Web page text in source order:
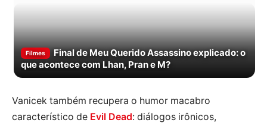
Filmes
Final de Meu Querido Assassino explicado: o
que acontece com Lhan, Pran e M?
Vanicek também recupera o humor macabro
característico de Evil Dead: diálogos irônicos,